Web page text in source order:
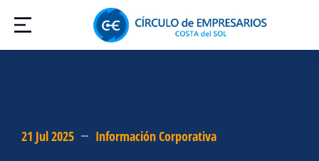
21 Jul 2025 Información Corporativa